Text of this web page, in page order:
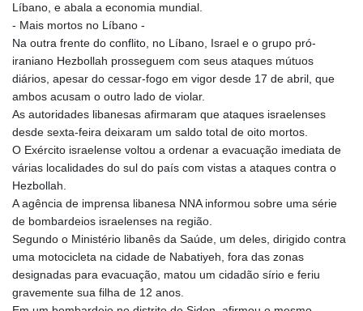
Líbano, e abala a economia mundial.
- Mais mortos no Líbano -
Na outra frente do conflito, no Líbano, Israel e o grupo pró-
iraniano Hezbollah prosseguem com seus ataques mútuos
diários, apesar do cessar-fogo em vigor desde 17 de abril, que
ambos acusam o outro lado de violar.
As autoridades libanesas afirmaram que ataques israelenses
desde sexta-feira deixaram um saldo total de oito mortos.
O Exército israelense voltou a ordenar a evacuação imediata de
várias localidades do sul do país com vistas a ataques contra o
Hezbollah.
A agência de imprensa libanesa NNA informou sobre uma série
de bombardeios israelenses na região.
Segundo o Ministério libanês da Saúde, um deles, dirigido contra
uma motocicleta na cidade de Nabatiyeh, fora das zonas
designadas para evacuação, matou um cidadão sírio e feriu
gravemente sua filha de 12 anos.